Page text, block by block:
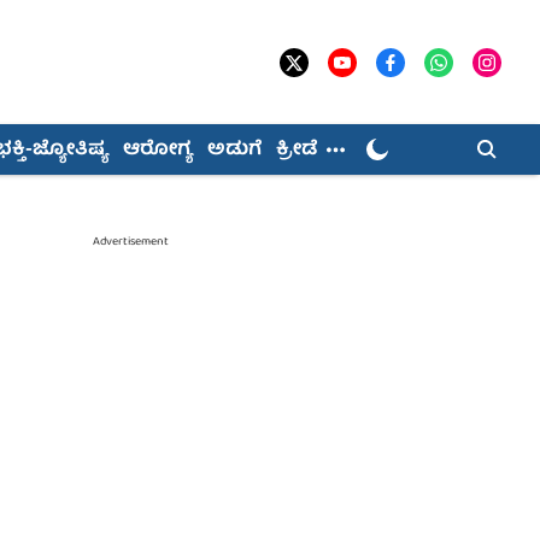
ಜ್ಯೋತಿಷ್ಯ ಆರೋಗ್ಯ ಅಡುಗೆ ಕ್ರೀಡೆ
Advertisement